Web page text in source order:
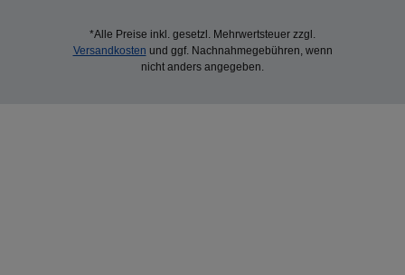
*Alle Preise inkl. gesetzl. Mehrwertsteuer zzgl.
Versandkosten und ggf. Nachnahmegebühren, wenn
nicht anders angegeben.